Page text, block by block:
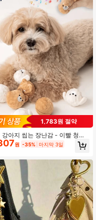
1,783원 절약
강아지 씹는 장난감 - 이빨 청소
한 가시가 있는 강아지 모양 바운
, 소형견(푸들/비숑) 및 고양이를
원 -35% 마지막 3일